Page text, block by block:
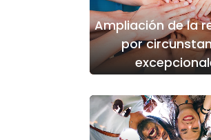
Ampliación de la
por